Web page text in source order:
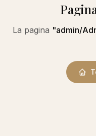
La pagina "admin/